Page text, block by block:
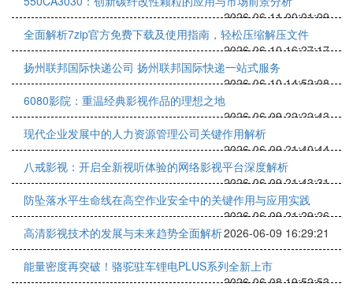
2026-06-11 00:01:09
全面解析7zip官方免费下载及使用指南，轻松压缩解压文件
2026-06-10 16:27:17
扬州联邦国际快递公司 扬州联邦国际快递一站式服务
2026-06-10 14:52:08
6080影院：重温经典影视作品的理想之地
2026-06-09 22:22:43
现代企业发展中的人力资源管理公司关键作用解析
2026-06-09 21:40:44
八戒影视：开启全新视听体验的网络影视平台深度解析
2026-06-09 21:43:31
防坠落水平生命线在高空作业安全中的关键作用与应用实践
2026-06-09 21:29:26
高清影视技术的发展与未来趋势全面解析2026-06-09 16:29:21
能量密度再突破！骆驼驻车锂电PLUS系列全新上市
2026-06-08 19:52:53